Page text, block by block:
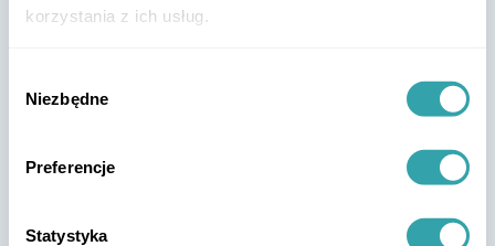
korzystania z ich usług.
zgody
Niezbędne
Preferencje
Statystyka